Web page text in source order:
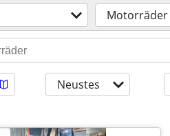
Motorräder
Neustes